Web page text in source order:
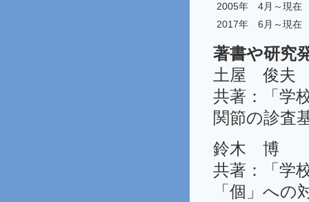
2005年 4月～現在
2017年 6月～現在
著書や研究
土屋 俊夫
共著：「学
関節の診査
鈴木 博
共著：「学
「個」へ